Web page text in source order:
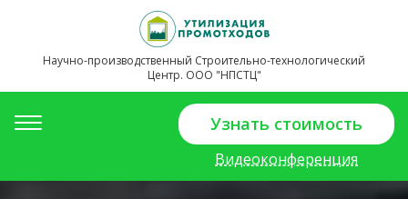
Научно-производственный Строительно-технологический
Центр. ООО "НПСТЦ"
Узнать стоимость
Видеоконференция
Toggle